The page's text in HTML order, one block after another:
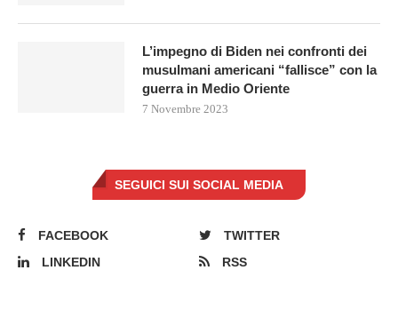
L’impegno di Biden nei confronti dei
musulmani americani “fallisce” con la
guerra in Medio Oriente
7 Novembre 2023
SEGUICI SUI SOCIAL MEDIA
FACEBOOK
TWITTER
LINKEDIN
RSS